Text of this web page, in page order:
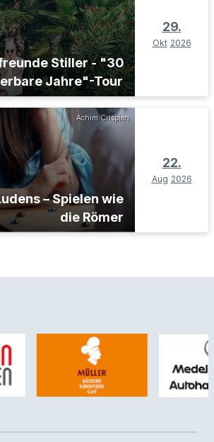
Stiller - "30
Jahre"-Tour
29.
Okt 2026
Achim Crispien
– Spielen wie
die Römer
22.
Aug 2026